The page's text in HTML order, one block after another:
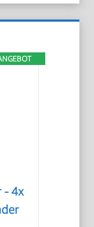
- 4x